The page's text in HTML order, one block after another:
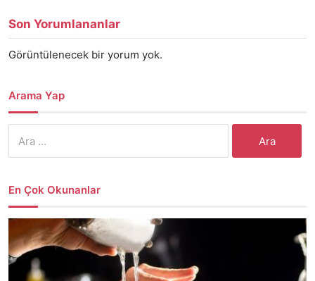
Son Yorumlananlar
Görüntülenecek bir yorum yok.
Arama Yap
En Çok Okunanlar